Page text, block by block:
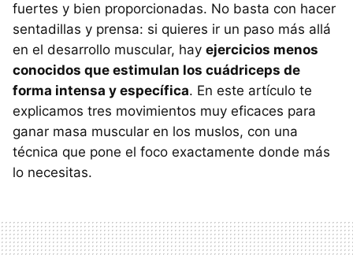
fuertes y bien proporcionadas. No basta con hacer
sentadillas y prensa: si quieres ir un paso más allá
en el desarrollo muscular, hay ejercicios menos
conocidos que estimulan los cuádriceps de
forma intensa y específica. En este artículo te
explicamos tres movimientos muy eficaces para
ganar masa muscular en los muslos, con una
técnica que pone el foco exactamente donde más
lo necesitas.